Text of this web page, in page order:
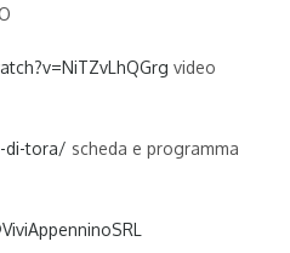
video
di-tora/ scheda e programma